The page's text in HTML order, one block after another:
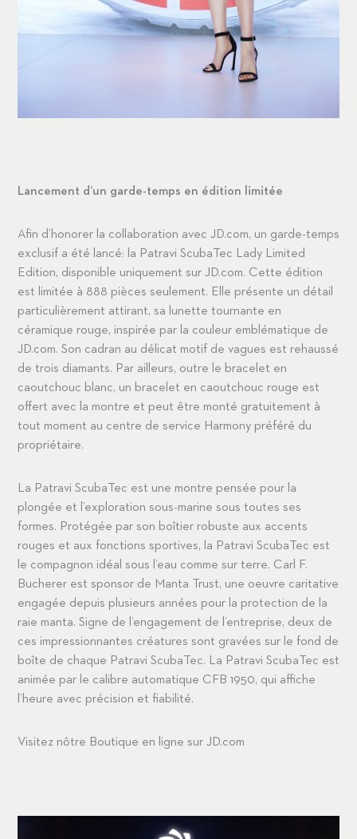
Lancement d’un garde-temps en édition limitée
Afin d’honorer la collaboration avec JD.com, un garde-temps
exclusif a été lancé: la Patravi ScubaTec Lady Limited
Edition, disponible uniquement sur JD.com. Cette édition
est limitée à 888 pièces seulement. Elle présente un détail
particulièrement attirant, sa lunette tournante en
céramique rouge, inspirée par la couleur emblématique de
JD.com. Son cadran au délicat motif de vagues est rehaussé
de trois diamants. Par ailleurs, outre le bracelet en
caoutchouc blanc, un bracelet en caoutchouc rouge est
offert avec la montre et peut être monté gratuitement à
tout moment au centre de service Harmony préféré du
propriétaire.
La Patravi ScubaTec est une montre pensée pour la
plongée et l’exploration sous-marine sous toutes ses
formes. Protégée par son boîtier robuste aux accents
rouges et aux fonctions sportives, la Patravi ScubaTec est
le compagnon idéal sous l’eau comme sur terre. Carl F.
Bucherer est sponsor de Manta Trust, une oeuvre caritative
engagée depuis plusieurs années pour la protection de la
raie manta. Signe de l’engagement de l’entreprise, deux de
ces impressionnantes créatures sont gravées sur le fond de
boîte de chaque Patravi ScubaTec. La Patravi ScubaTec est
animée par le calibre automatique CFB 1950, qui affiche
l’heure avec précision et fiabilité.
Visitez nôtre Boutique en ligne sur JD.com